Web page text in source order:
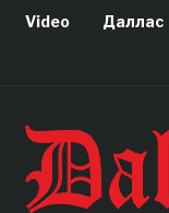
Video Даллас